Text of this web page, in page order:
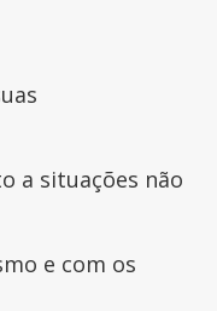
a situações não
e com os